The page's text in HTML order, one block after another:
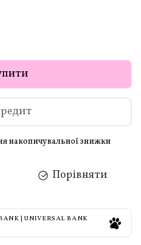
накопичувальної знижки
Порівняти
| UNIVERSAL BANK